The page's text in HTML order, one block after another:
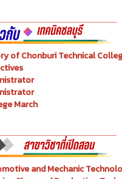
of Chonburi Technical College
March